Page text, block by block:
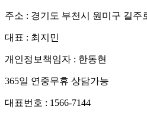
주소 : 경기도 부천시 원미구 길주
대표 : 최지민
개인정보책임자 : 한동현
365일 연중무휴 상담가능
대표번호 : 1566-7144